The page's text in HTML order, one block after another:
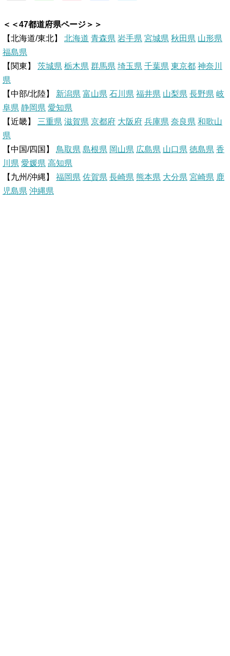
n n
s
t
c
k
t
＜＜47都道府県ページ＞＞
【北海道/東北】 北海道 青森県 岩手県 宮城県 秋田県 山形県
福島県
【関東】 茨城県 栃木県 群馬県 埼玉県 千葉県 東京都 神奈川
県
【中部/北陸】 新潟県 富山県 石川県 福井県 山梨県 長野県 岐
阜県 静岡県 愛知県
【近畿】 三重県 滋賀県 京都府 大阪府 兵庫県 奈良県 和歌山
県
【中国/四国】 鳥取県 島根県 岡山県 広島県 山口県 徳島県 香
川県 愛媛県 高知県
【九州/沖縄】 福岡県 佐賀県 長崎県 熊本県 大分県 宮崎県 鹿
児島県 沖縄県